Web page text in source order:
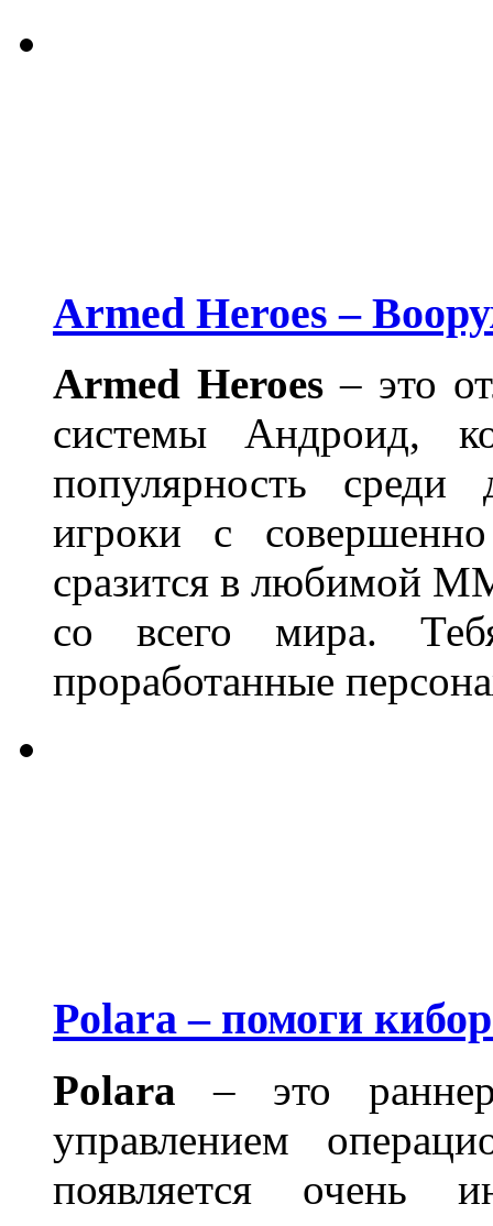
Armed Heroes –
Armed Heroes – это
системы Андроид,
популярность среди
игроки с
сразится в любимой
со всего мира.
проработанные
Polara – помоги
Polara – это
управлением
появляется очень